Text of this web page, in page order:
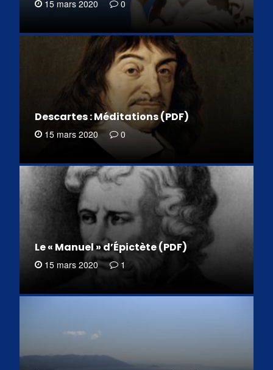
15 mars 2020 0
Descartes : Méditations (PDF)
15 mars 2020 0
Le « Manuel » d’Épictète (PDF)
15 mars 2020 1